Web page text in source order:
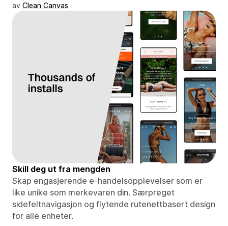
av Clean Canvas
Skill deg ut fra mengden
Skap engasjerende e-handelsopplevelser som er
like unike som merkevaren din. Særpreget
sidefeltnavigasjon og flytende rutenettbasert design
for alle enheter.